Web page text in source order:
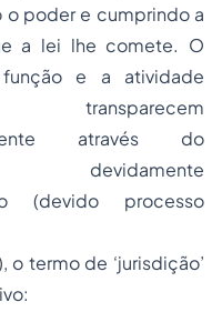
o poder e cumprindo a
a lei lhe comete. O
e a atividade
transparecem
através do
devidamente
(devido processo
o termo de ‘jurisdição’